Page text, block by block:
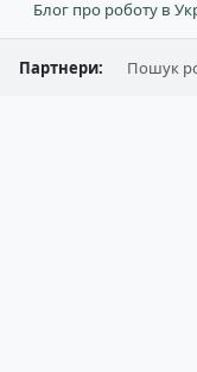
Блог про роботу в
Партнери: Пошук